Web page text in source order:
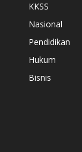
KKSS
Nasional
Pendidikan
Hukum
Bisnis